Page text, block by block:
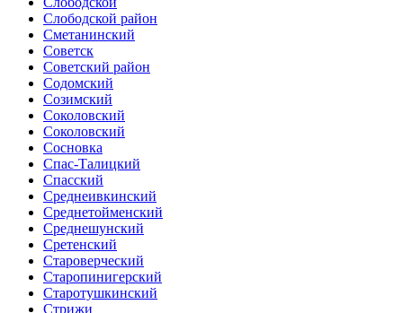
Слободской район
Сметанинский
Советск
Советский район
Содомский
Созимский
Соколовский
Соколовский
Сосновка
Спас-Талицкий
Спасский
Среднеивкинский
Среднетойменский
Среднешунский
Сретенский
Староверческий
Старопинигерский
Старотушкинский
Стрижи